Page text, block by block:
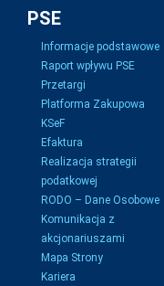
PSE
Informacje podstawowe
Raport wpływu PSE
Przetargi
Platforma Zakupowa
KSeF
Efaktura
Realizacja strategii
podatkowej
RODO – Dane Osobowe
Komunikacja z
akcjonariuszami
Mapa Strony
Kariera